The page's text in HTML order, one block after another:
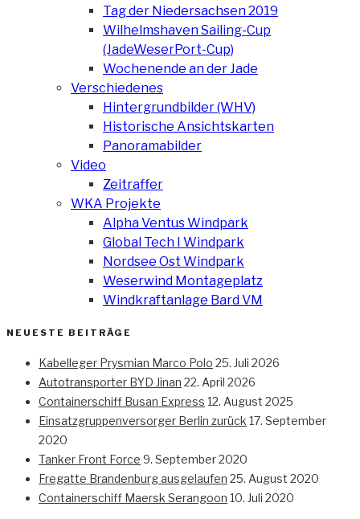
Tag der Niedersachsen 2019
Wilhelmshaven Sailing-Cup
(JadeWeserPort-Cup)
Wochenende an der Jade
Verschiedenes
Hintergrundbilder (WHV)
Historische Ansichtskarten
Panoramabilder
Video
Zeitraffer
WKA Projekte
Alpha Ventus Windpark
Global Tech I Windpark
Nordsee Ost Windpark
Weserwind Montageplatz
Windkraftanlage Bard VM
NEUESTE BEITRÄGE
Kabelleger Prysmian Marco Polo 25. Juli 2026
Autotransporter BYD Jinan 22. April 2026
Containerschiff Busan Express 12. August 2025
Einsatzgruppenversorger Berlin zurück 17. September
2020
Tanker Front Force 9. September 2020
Fregatte Brandenburg ausgelaufen 25. August 2020
Containerschiff Maersk Serangoon 10. Juli 2020